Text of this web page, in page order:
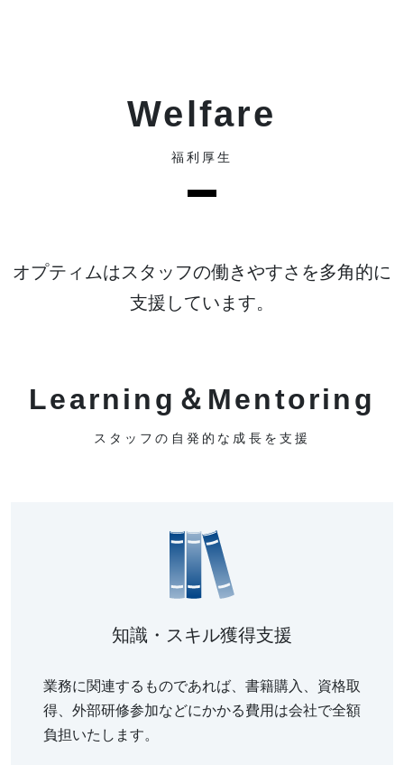
Welfare
福利厚生
オプティムはスタッフの働きやすさを多角的に
支援しています。
Learning＆Mentoring
スタッフの自発的な成長を支援
知識・スキル獲得支援
業務に関連するものであれば、書籍購入、資格取
得、外部研修参加などにかかる費用は会社で全額
負担いたします。